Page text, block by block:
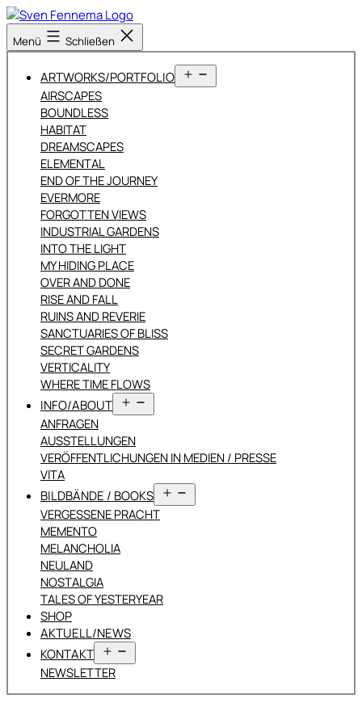
Zum
Inhalt
springen
Sven
Fennema
Menü Schließen
ARTWORKS/PORTFOLIO
öffnen
AIRSCAPES
BOUNDLESS
HABITAT
DREAMSCAPES
ELEMENTAL
END OF THE JOURNEY
EVERMORE
FORGOTTEN VIEWS
INDUSTRIAL GARDENS
INTO THE LIGHT
MY HIDING PLACE
OVER AND DONE
RISE AND FALL
RUINS AND REVERIE
SANCTUARIES OF BLISS
SECRET GARDENS
VERTICALITY
WHERE TIME FLOWS
INFO/ABOUT
öffnen
ANFRAGEN
AUSSTELLUNGEN
VERÖFFENTLICHUNGEN IN MEDIEN / PRESSE
VITA
BILDBÄNDE / BOOKS
öffnen
VERGESSENE PRACHT
MEMENTO
MELANCHOLIA
NEULAND
NOSTALGIA
TALES OF YESTERYEAR
SHOP
AKTUELL/NEWS
KONTAKT
öffnen
NEWSLETTER